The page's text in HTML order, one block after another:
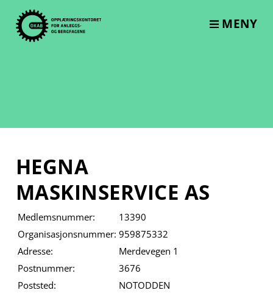
content
MENY
HEGNA
MASKINSERVICE AS
Medlemsnummer:
13390
Organisasjonsnummer: 959875332
Adresse:
Merdevegen 1
Postnummer:
3676
Poststed:
NOTODDEN